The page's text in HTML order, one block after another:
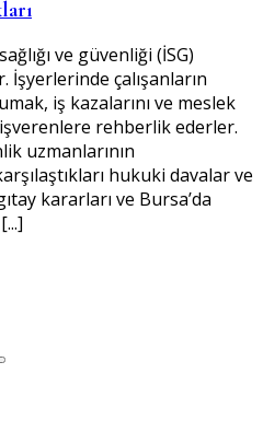
ve güvenliği (İSG)
çalışanların
iş kazalarını ve meslek
rehberlik ederler.
uzmanlarının
hukuki davalar ve
kararları ve Bursa’da